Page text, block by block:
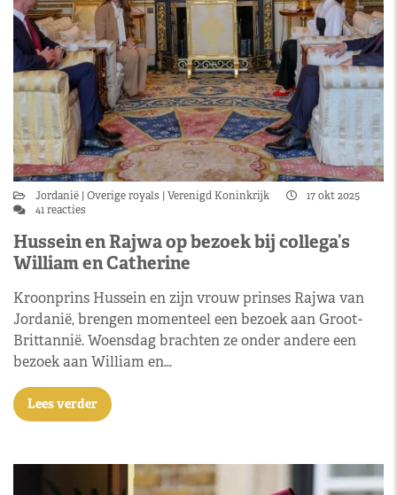
Jordanië Overige royals Verenigd Koninkrijk
17 okt 2025
41 reacties
Hussein en Rajwa op bezoek bij collega’s
William en Catherine
Kroonprins Hussein en zijn vrouw prinses Rajwa van
Jordanië, brengen momenteel een bezoek aan Groot-
Brittannië. Woensdag brachten ze onder andere een
bezoek aan William en…
Lees verder